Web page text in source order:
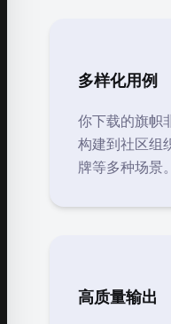
多样化用例
你下载的旗帜
构建到社区组
牌等多种场景。
高质量输出